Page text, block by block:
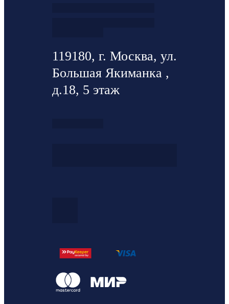
119180, г. Москва, ул.
Большая Якиманка ,
д.18, 5 этаж